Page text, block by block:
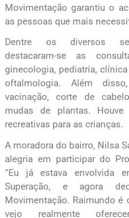
Movimentação garantiu o
as pessoas que mais
Dentre os diversos
destacaram-se as
ginecologia, pediatria,
oftalmologia. Além
vacinação, corte de
mudas de plantas. Houve
recreativas para as crianças.
A moradora do bairro, Nilsa
alegria em participar do
“Eu já estava envolvida
Superação, e agora
Movimentação. Raimundo é
vejo realmente